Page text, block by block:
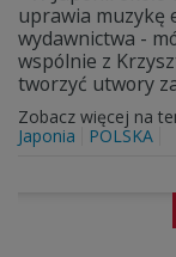
uprawia muzykę
wydawnictwa -
wspólnie z
tworzyć utwory
Zobacz więcej na
Japonia
POLSKA